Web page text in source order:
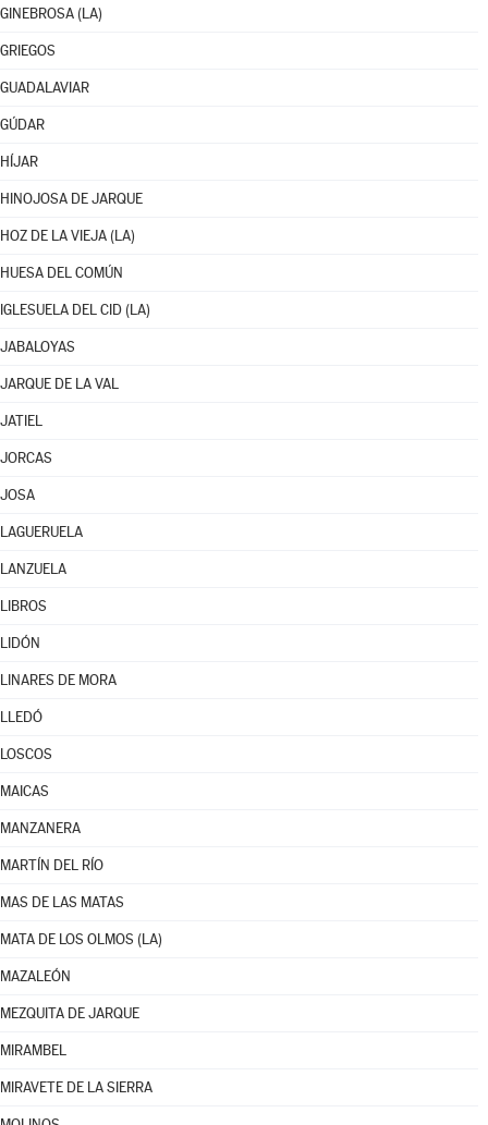
GINEBROSA (LA)
GRIEGOS
GUADALAVIAR
GÚDAR
HÍJAR
HINOJOSA DE JARQUE
HOZ DE LA VIEJA (LA)
HUESA DEL COMÚN
IGLESUELA DEL CID (LA)
JABALOYAS
JARQUE DE LA VAL
JATIEL
JORCAS
JOSA
LAGUERUELA
LANZUELA
LIBROS
LIDÓN
LINARES DE MORA
LLEDÓ
LOSCOS
MAICAS
MANZANERA
MARTÍN DEL RÍO
MAS DE LAS MATAS
MATA DE LOS OLMOS (LA)
MAZALEÓN
MEZQUITA DE JARQUE
MIRAMBEL
MIRAVETE DE LA SIERRA